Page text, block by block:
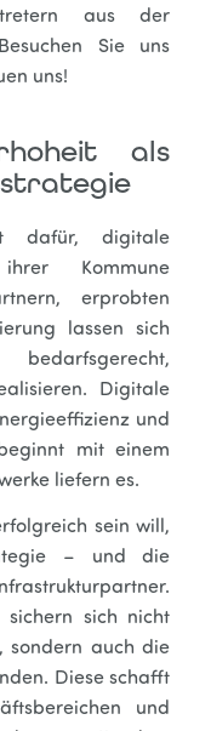
aus der
Sie uns
uns!
als
dafür, digitale
Kommune
erprobten
lassen sich
Digitale
und
mit einem
liefern es.
sein will,
– und die
sichern sich nicht
sondern auch die
Diese schafft
und